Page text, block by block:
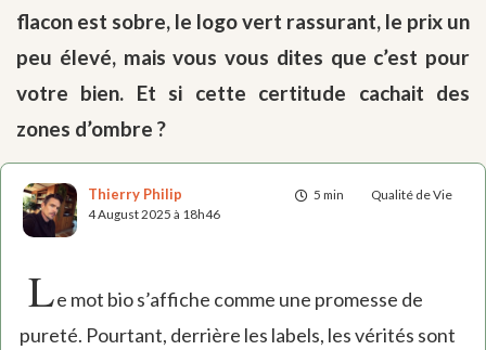
flacon est sobre, le logo vert rassurant, le prix un
peu élevé, mais vous vous dites que c’est pour
votre bien. Et si cette certitude cachait des
zones d’ombre ?
5 min Qualité de Vie
Thierry Philip
4 August 2025 à 18h46
Le mot bio s’affiche comme une promesse de
pureté. Pourtant, derrière les labels, les vérités sont